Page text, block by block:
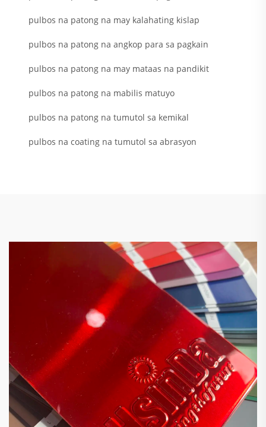
pulbos na patong na may kalahating kislap
pulbos na patong na angkop para sa pagkain
pulbos na patong na may mataas na pandikit
pulbos na patong na mabilis matuyo
pulbos na patong na tumutol sa kemikal
pulbos na coating na tumutol sa abrasyon